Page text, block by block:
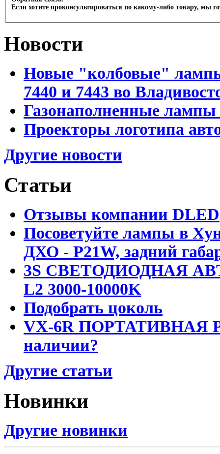
Если хотите проконсультироваться по какому-либо товару, мы
Новости
Новые "колбовые"
7440 и 7443 во
Газонаполненные лампы
Проекторы логотипа
Другие новости
Статьи
Отзывы компании DLED
Посоветуйте лампы в
ДХО - P21W, задний
3S СВЕТОДИОДНАЯ
L2 3000-10000K
Подобрать цоколь
VX-6R ПОРТАТИВНАЯ
наличии?
Другие статьи
Новинки
Другие новинки